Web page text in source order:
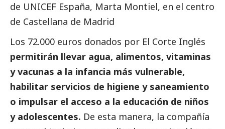
de UNICEF España, Marta Montiel, en el centro
de Castellana de Madrid
Los 72.000 euros donados por El Corte Inglés
permitirán llevar agua, alimentos, vitaminas
y vacunas a la infancia más vulnerable,
habilitar servicios de higiene y saneamiento
o impulsar el acceso a la educación de niños
y adolescentes. De esta manera, la compañía